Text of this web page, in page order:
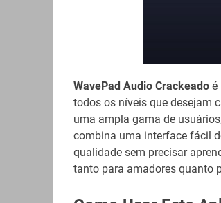
WavePad Audio Crackeadoé
todos os níveis que desejam
uma ampla gama de
combina uma interface fácil
qualidade sem precisar
tanto para amadores quanto